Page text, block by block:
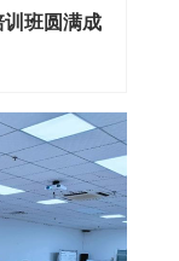
班圆满成